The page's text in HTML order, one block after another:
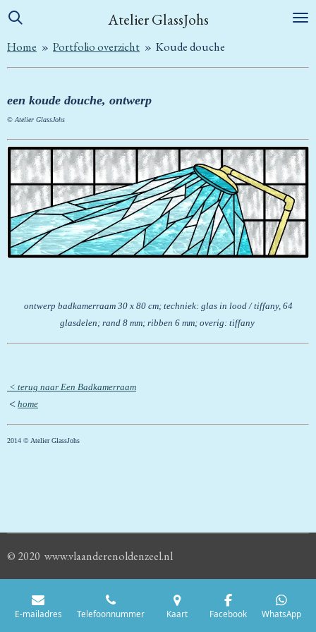
Ga
naar
de
Atelier GlassJohs
Home » Portfolio overzicht » Koude douche
een koude douche, ontwerp
© Atelier GlassJohs
ontwerp badkamerraam 30 x 80 cm; techniek: glas in lood / tiffany, 64
glasdelen; rand 8 mm; ribben 6 mm; overig: tiffany
< terug naar Een Badkamerraam
< home
2014 © Atelier GlassJohs
© 2020 www.vlaanderenoldenzeel.nl
E-mailadres Telefoonnummer Kaart Facebook WhatsApp